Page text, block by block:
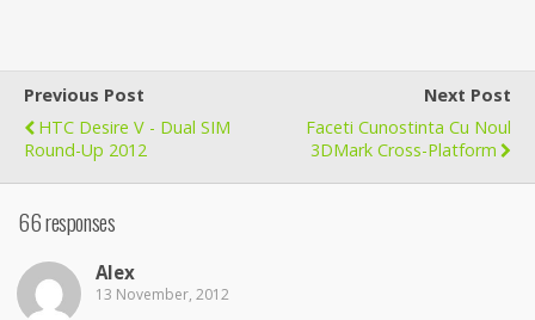
Previous Post
HTC Desire V - Dual SIM
Round-Up 2012
Next Post
Faceti Cunostinta Cu Noul
3DMark Cross-Platform
66 responses
Alex
13 November, 2012